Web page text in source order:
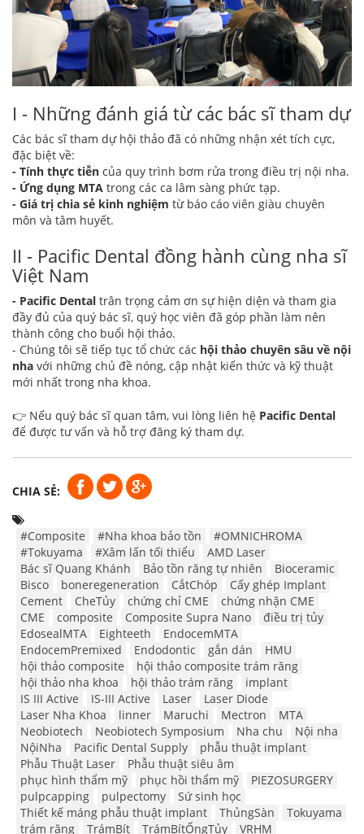
I - Những đánh giá từ các bác sĩ tham dự
Các bác sĩ tham dự hội thảo đã có những nhận xét tích cực,
đặc biệt về:
- Tính thực tiễn của quy trình bơm rửa trong điều trị nội nha.
- Ứng dụng MTA trong các ca lâm sàng phức tạp.
- Giá trị chia sẻ kinh nghiệm từ báo cáo viên giàu chuyên
môn và tâm huyết.
II - Pacific Dental đồng hành cùng nha sĩ
Việt Nam
- Pacific Dental trân trọng cảm ơn sự hiện diện và tham gia
đầy đủ của quý bác sĩ, quý học viên đã góp phần làm nên
thành công cho buổi hội thảo.
- Chúng tôi sẽ tiếp tục tổ chức các hội thảo chuyên sâu về nội
nha với những chủ đề nóng, cập nhật kiến thức và kỹ thuật
mới nhất trong nha khoa.
👉 Nếu quý bác sĩ quan tâm, vui lòng liên hệ Pacific Dental
để được tư vấn và hỗ trợ đăng ký tham dự.
CHIA SẺ:
#Composite #Nha khoa bảo tồn
#OMNICHROMA
#Tokuyama
#Xâm lấn tối thiểu
AMD Laser
Bác sĩ Quang Khánh
Bảo tồn răng tự nhiên
Bioceramic
Bisco
boneregeneration CắtChóp
Cấy ghép Implant
Cement
CheTủy chứng chỉ CME
chứng nhận CME
CME
composite Composite Supra Nano
điều trị tủy
EdosealMTA
Eighteeth
EndocemMTA
EndocemPremixed
Endodontic gắn dán
HMU
hội thảo composite
hội thảo composite trám răng
hội thảo nha khoa
hội thảo trám răng
implant
IS III Active
IS-III Active Laser
Laser Diode
Laser Nha Khoa
linner Maruchi Mectron
MTA
Neobiotech
Neobiotech Symposium Nha chu
Nội nha
NộiNha
Pacific Dental Supply
phẫu thuật implant
Phẫu Thuật Laser
Phẫu thuật siêu âm
phục hình thẩm mỹ
phục hồi thẩm mỹ
PIEZOSURGERY
pulpcapping
pulpectomy
Sứ sinh học
Thiết kế máng phẫu thuật implant
ThủngSàn
Tokuyama
trám răng
TrámBít TrámBítỐngTủy VRHM